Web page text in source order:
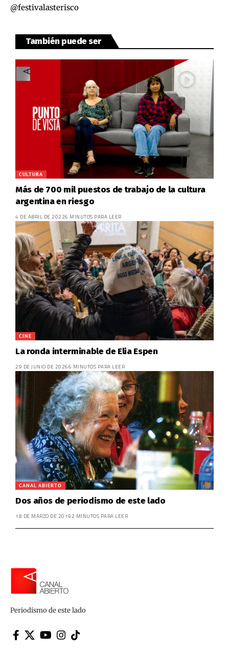
@festivalasterisco
También puede ser
CULTURA
Más de 700 mil puestos de trabajo de la cultura
argentina en riesgo
4 DE ABRIL DE 20226 MINUTOS PARA LEER
CINE
La ronda interminable de Elia Espen
29 DE JUNIO DE 20266 MINUTOS PARA LEER
CANAL ABIERTO
Dos años de periodismo de este lado
18 DE MARZO DE 20192 MINUTOS PARA LEER
Periodismo de este lado